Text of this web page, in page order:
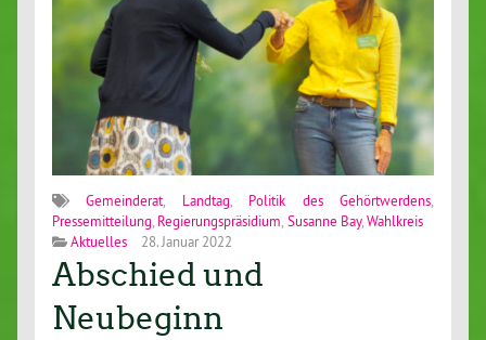
Gemeinderat, Landtag, Politik des Gehörtwerdens,
Pressemitteilung, Regierungspräsidium, Susanne Bay,Wahlkreis
Aktuelles
28. Januar 2022
Abschied und
Neubeginn